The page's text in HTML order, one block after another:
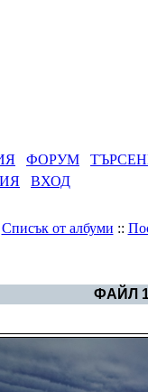
ФОРУМ
ВХОД
Списък от албуми ::
ФАЙЛ